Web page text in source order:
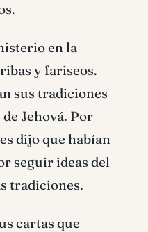
en la
y fariseos.
sus tradiciones
Jehová. Por
dijo que habían
seguir ideas del
tradiciones.
cartas que